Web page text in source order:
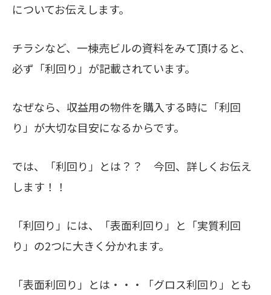
についてお伝えします。
チラシなど、一棟売ビルの資料をみて頂けると、
必ず「利回り」が記載されています。
なぜなら、収益用の物件を購入する時に「利回
り」が大切な目安になるからです。
では、「利回り」とは？？ 今回、詳しくお伝え
します！！
「利回り」には、「表面利回り」と「実質利回
り」の2つに大きく分かれます。
「表面利回り」とは・・・「グロス利回り」とも